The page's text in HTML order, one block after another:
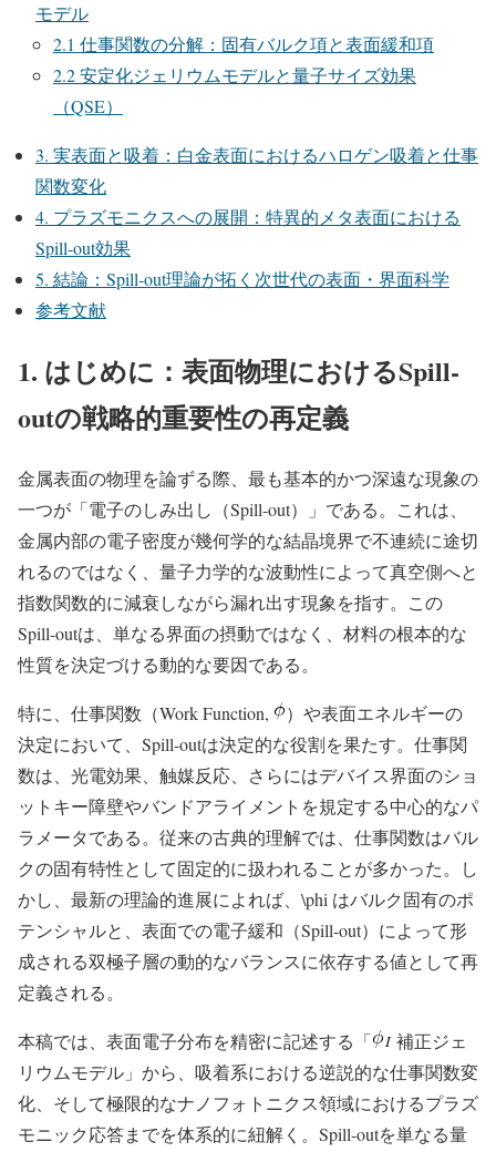
モデル
2.1 仕事関数の分解：固有バルク項と表面緩和項
2.2 安定化ジェリウムモデルと量子サイズ効果
（QSE）
3. 実表面と吸着：白金表面におけるハロゲン吸着と仕事
関数変化
4. プラズモニクスへの展開：特異的メタ表面における
Spill-out効果
5. 結論：Spill-out理論が拓く次世代の表面・界面科学
参考文献
1. はじめに：表面物理におけるSpill-
outの戦略的重要性の再定義
金属表面の物理を論ずる際、最も基本的かつ深遠な現象の
一つが「電子のしみ出し（Spill-out）」である。これは、
金属内部の電子密度が幾何学的な結晶境界で不連続に途切
れるのではなく、量子力学的な波動性によって真空側へと
指数関数的に減衰しながら漏れ出す現象を指す。この
Spill-outは、単なる界面の摂動ではなく、材料の根本的な
性質を決定づける動的な要因である。
特に、仕事関数（Work Function,
）や表面エネルギーの
決定において、Spill-outは決定的な役割を果たす。仕事関
数は、光電効果、触媒反応、さらにはデバイス界面のショ
ットキー障壁やバンドアライメントを規定する中心的なパ
ラメータである。従来の古典的理解では、仕事関数はバル
クの固有特性として固定的に扱われることが多かった。し
かし、最新の理論的進展によれば、\phi はバルク固有のポ
テンシャルと、表面での電子緩和（Spill-out）によって形
成される双極子層の動的なバランスに依存する値として再
定義される。
本稿では、表面電子分布を精密に記述する「
補正ジェ
リウムモデル」から、吸着系における逆説的な仕事関数変
化、そして極限的なナノフォトニクス領域におけるプラズ
モニック応答までを体系的に紐解く。Spill-outを単なる量